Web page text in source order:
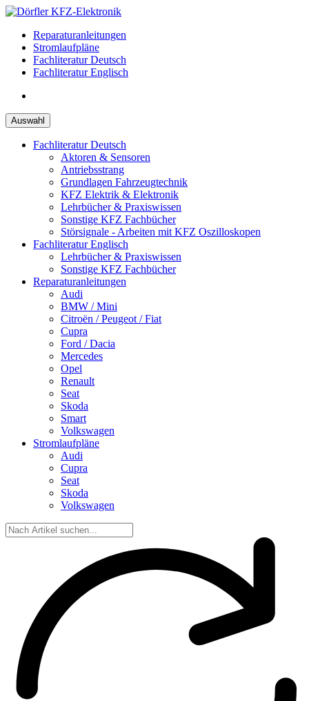
Zum
springenReparaturanleitungen
Stromlaufpläne
Fachliteratur Deutsch
Fachliteratur Englisch
Auswahl
Fachliteratur Deutsch
Aktoren & Sensoren
Antriebsstrang
Grundlagen Fahrzeugtechnik
KFZ Elektrik & Elektronik
Lehrbücher & Praxiswissen
Sonstige KFZ Fachbücher
Störsignale - Arbeiten mit KFZ Oszilloskopen
Fachliteratur Englisch
Lehrbücher & Praxiswissen
Sonstige KFZ Fachbücher
Reparaturanleitungen
Audi
BMW / Mini
Citroën / Peugeot / Fiat
Cupra
Ford / Dacia
Mercedes
Opel
Renault
Seat
Skoda
Smart
Volkswagen
Stromlaufpläne
Audi
Cupra
Seat
Skoda
Volkswagen